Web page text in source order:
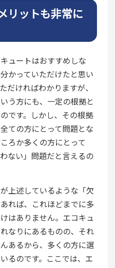
リットも非常に
ュートはおすすめしな
かっていただけたと思い
だければわかりますが、
う方にも、一定の根拠と
です。しかし、その根拠
ての方にとって問題とな
ろか多くの方にとって
ない」問題だと言えるの
上述しているような「欠
れば、これほどまでに多
はありません。エコキュ
なりにあるものの、それ
あるから、多くの方に選
るのです。ここでは、エ